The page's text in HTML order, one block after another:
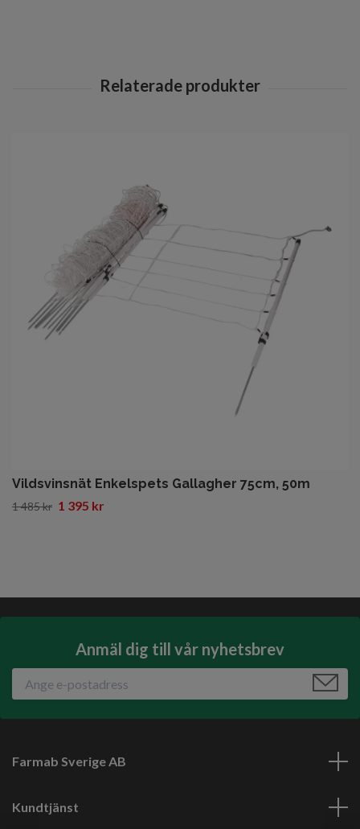
Vildsvinsnät Enkelspets Gallagher 75cm, 50m
1 485 kr 1 395 kr
Anmäl dig till vår nyhetsbrev
Farmab Sverige AB
Kundtjänst